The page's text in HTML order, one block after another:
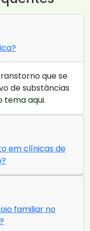
que se
de substâncias
tema aqui.
em clínicas de
familiar no